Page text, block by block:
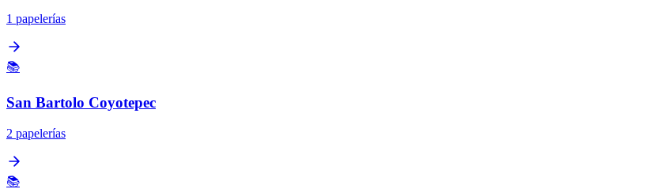
1 papelerías
📚
San Bartolo Coyotepec
2 papelerías
📚